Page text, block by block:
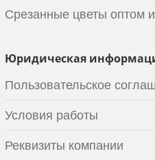
Срезанные цветы оптом
Юридическая
Пользовательское
Условия работы
Реквизиты компании